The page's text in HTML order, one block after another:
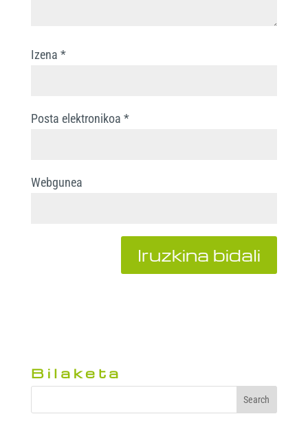
Izena *
Posta elektronikoa *
Webgunea
Bilaketa